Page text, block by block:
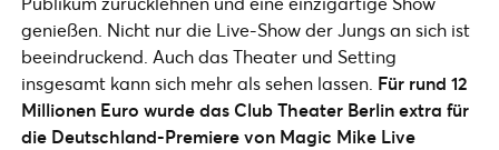
genießen. Nicht nur die Live-Show der Jungs an sich ist
beeindruckend. Auch das Theater und Setting
insgesamt kann sich mehr als sehen lassen. Für rund 12
Millionen Euro wurde das Club Theater Berlin extra für
die Deutschland-Premiere von Magic Mike Live